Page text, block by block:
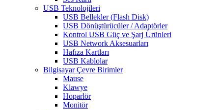
USB Teknolojileri
USB Bellekler (Flash Disk)
USB Dönüştürücüler / Adaptörler
Kontrol USB Güç ve Şarj Ürünleri
USB Network Aksesuarları
Hafıza Kartları
USB Kablolar
Bilgisayar Çevre Birimler
Mause
Klawye
Hoparlör
Monitör